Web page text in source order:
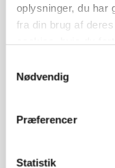
oplysninger, du har
fra din brug af
Nødvendig
Præferencer
Statistik
MARKEDSFOKUS